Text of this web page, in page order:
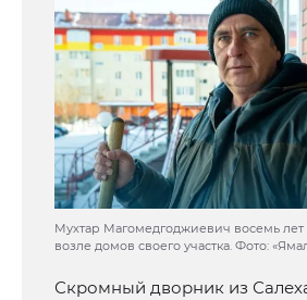
Мухтар Магомедгоджиевич восемь лет
возле домов своего участка. Фото:
Скромный дворник из